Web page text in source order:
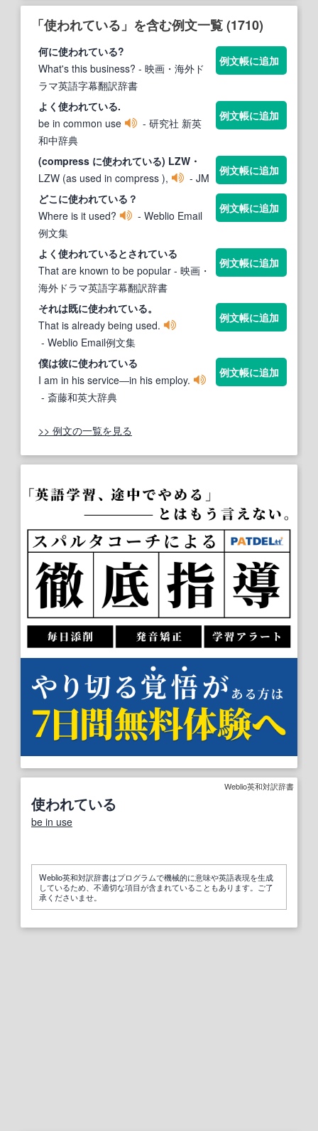
「使われている」を含む例文一覧 (1710)
何に使われている?
What's this business? - 映画・海外ド
ラマ英語字幕翻訳辞書
例文帳に追加
よく 使われている.
be in common use
- 研究社 新英
和中辞典
例文帳に追加
(compress に使われている) LZW・
LZW (as used in compress ),
- JM
例文帳に追加
どこに使われている ？
Where is it used?
- Weblio Email
例文集
例文帳に追加
よく 使われているとされている
That are known to be popular - 映画・
海外ドラマ英語字幕翻訳辞書
例文帳に追加
それは既に使われている。
That is already being used.
- Weblio Email例文集
例文帳に追加
僕は彼に使われている
I am in his service―in his employ.
- 斎藤和英大辞典
例文帳に追加
>> 例文の一覧を見る
Weblio英和対訳辞書
使われている
be in use
Weblio英和対訳辞書はプログラムで機械的に意味や英語表現を生成
しているため、不適切な項目が含まれていることもあります。ご了
承くださいませ。